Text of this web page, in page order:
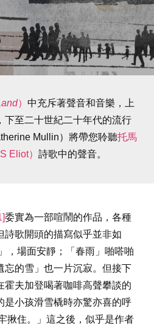
） 中充斥著聲音和音樂，上
下至二十世紀二十年代的流行
Mullin）將帶您聆聽托馬
Eliot） 詩歌中的聲音。
委實為一部喧鬧的作品，各種
詩歌開頭的描寫似乎並非如
，場面安靜；「春雨」啪嗒啪
忘的雪」也一片沉寂。但接下
霍夫加登喝著咖啡高聲攀談的
是小孩滑雪橇時亦驚亦喜的呼
揪住。」這之後，似乎是作者